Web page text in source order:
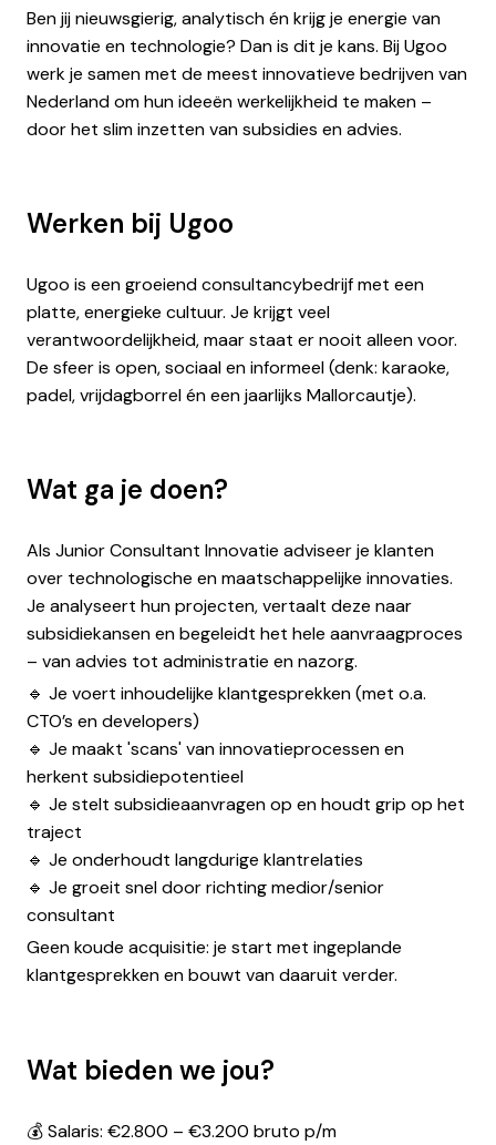
Ben jij nieuwsgierig, analytisch én krijg je energie van
innovatie en technologie? Dan is dit je kans. Bij Ugoo
werk je samen met de meest innovatieve bedrijven van
Nederland om hun ideeën werkelijkheid te maken –
door het slim inzetten van subsidies en advies.
Werken bij Ugoo
Ugoo is een groeiend consultancybedrijf met een
platte, energieke cultuur. Je krijgt veel
verantwoordelijkheid, maar staat er nooit alleen voor.
De sfeer is open, sociaal en informeel (denk: karaoke,
padel, vrijdagborrel én een jaarlijks Mallorcautje).
Wat ga je doen?
Als Junior Consultant Innovatie adviseer je klanten
over technologische en maatschappelijke innovaties.
Je analyseert hun projecten, vertaalt deze naar
subsidiekansen en begeleidt het hele aanvraagproces
– van advies tot administratie en nazorg.
🔹 Je voert inhoudelijke klantgesprekken (met o.a.
CTO’s en developers)
🔹 Je maakt 'scans' van innovatieprocessen en
herkent subsidiepotentieel
🔹 Je stelt subsidieaanvragen op en houdt grip op het
traject
🔹 Je onderhoudt langdurige klantrelaties
🔹 Je groeit snel door richting medior/senior
consultant
Geen koude acquisitie: je start met ingeplande
klantgesprekken en bouwt van daaruit verder.
Wat bieden we jou?
💰 Salaris: €2.800 – €3.200 bruto p/m